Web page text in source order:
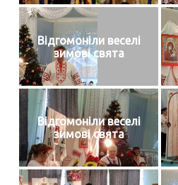
Відгомоніли веселі
зимові свята
Відгомоніли веселі
зимові свята